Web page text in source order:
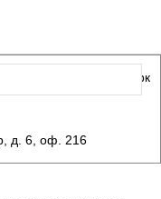
10-15
Индустриальный парк
д. 6, оф. 216